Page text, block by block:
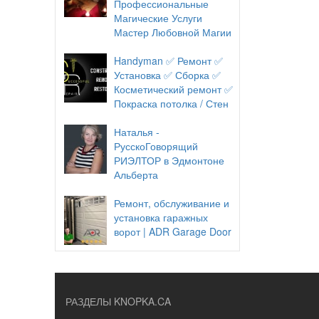
Профессиональные
Магические Услуги
Мастер Любовной Магии
Handyman ✅ Ремонт ✅
Установка ✅ Сборка ✅
Косметический ремонт ✅
Покраска потолка / Стен
Наталья -
РусскоГоворящий
РИЭЛТОР в Эдмонтоне
Альберта
Ремонт, обслуживание и
установка гаражных
ворот | ADR Garage Door
РАЗДЕЛЫ KNOPKA.CA